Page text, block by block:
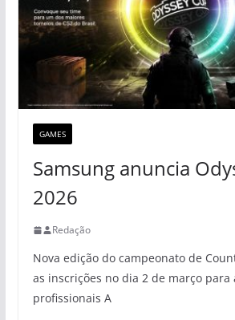
GAMES
Samsung anuncia
2026
Redação
Nova edição do campeonato de
as inscrições no dia 2 de março para
profissionais A